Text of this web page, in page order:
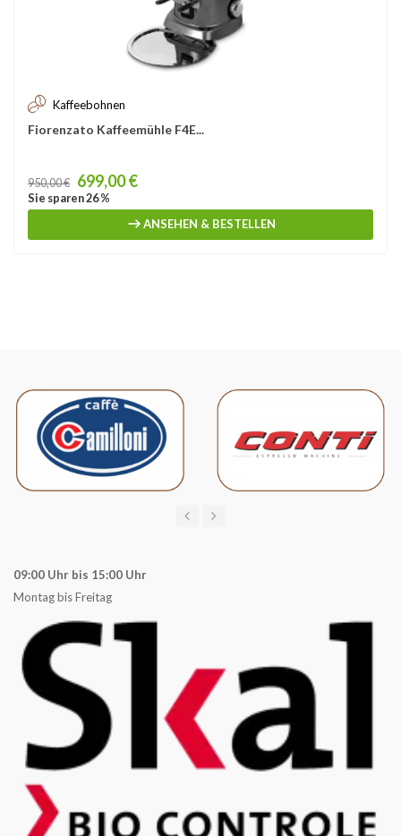
Kaffeebohnen
Fiorenzato Kaffeemühle F4E...
Price
950,00 € 699,00 €
Sie sparen 26 %
ANSEHEN & BESTELLEN
09:00 Uhr bis 15:00 Uhr
Montag bis Freitag